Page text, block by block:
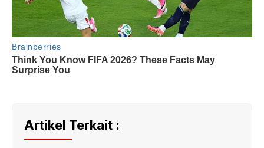
Artikel Terkait :